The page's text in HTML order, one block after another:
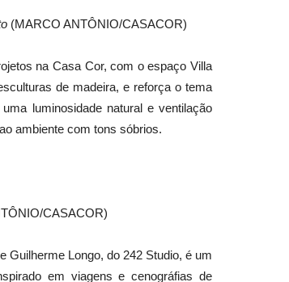
(MARCO ANTÔNIO/CASACOR)
na Casa Cor, com o espaço Villa
de madeira, e reforça o tema
luminosidade natural e ventilação
ambiente com tons sóbrios.
CASACOR)
Guilherme Longo, do 242 Studio, é um
em viagens e cenográfias de